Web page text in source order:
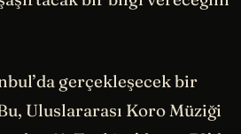
gerçekleşecek bir
Uluslararası Koro Müziği